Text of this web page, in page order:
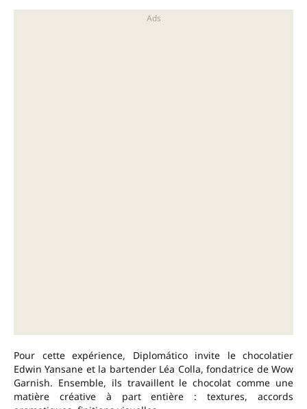
Pour cette expérience, Diplomático invite le chocolatier
Edwin Yansane et la bartender Léa Colla, fondatrice de Wow
Garnish. Ensemble, ils travaillent le chocolat comme une
matière créative à part entière : textures, accords